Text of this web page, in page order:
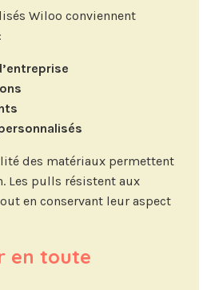
Wiloo conviennent
des matériaux permettent
Les pulls résistent aux
en conservant leur aspect
en toute